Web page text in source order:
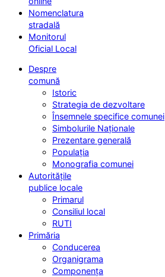
Nomenclatura
stradală
Monitorul
Oficial Local
Despre
comună
Istoric
Strategia de dezvoltare
Însemnele specifice comunei
Simbolurile Naționale
Prezentare generală
Populația
Monografia comunei
Autoritățile
publice locale
Primarul
Consiliul local
RUTI
Primăria
Conducerea
Organigrama
Componența